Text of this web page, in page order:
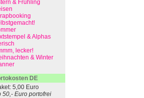
& Frühling
& Alphas
lecker!
& Winter
DE
5,00 Euro
50,- Euro portofrei